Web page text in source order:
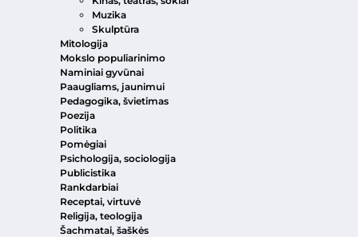
Muzika
Skulptūra
Mitologija
Mokslo populiarinimo
Naminiai gyvūnai
Paaugliams, jaunimui
Pedagogika, švietimas
Poezija
Politika
Pomėgiai
Psichologija, sociologija
Publicistika
Rankdarbiai
Receptai, virtuvė
Religija, teologija
Šachmatai, šaškės